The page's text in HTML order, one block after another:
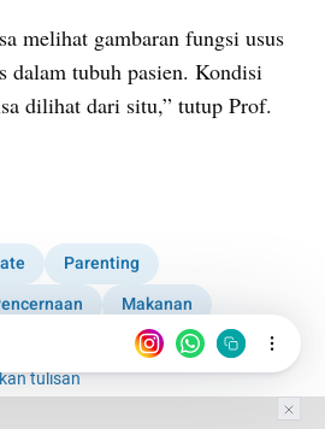
melihat gambaran fungsi usus
dalam tubuh pasien. Kondisi
dilihat dari situ,” tutup Prof.
Parenting
Makanan
tulisan